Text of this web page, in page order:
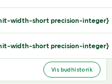
width-short precision-integer}
width-short precision-integer}
Vis budhistorik